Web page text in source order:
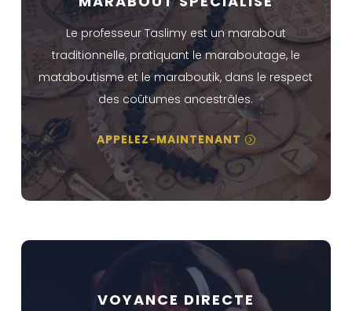
Le professeur Taslimy est un marabout
traditionnelle, pratiquant le maraboutage, le
mataboutisme et le maraboutik, dans le respect
des coûtumes ancestrâles.
APPELEZ-MAINTENANT
VOYANCE DIRECTE